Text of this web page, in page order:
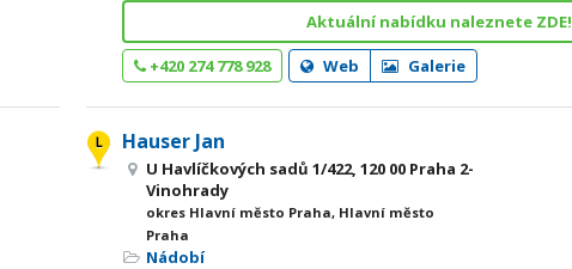
Aktuální nabídku naleznete ZDE!
+420 274 778 928 Web Galerie
Hauser Jan
U Havlíčkových sadů 1/422, 120 00 Praha 2-
Vinohrady
okres Hlavní město Praha, Hlavní město
Praha
Nádobí